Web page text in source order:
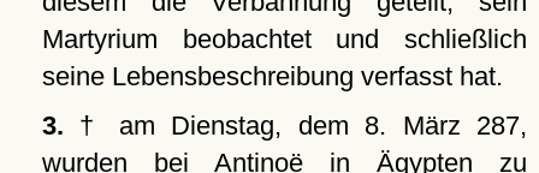
Martyrium beobachtet und schließlich
seine Lebensbeschreibung verfasst hat.
3. † am Dienstag, dem 8. März 287,
wurden bei Antinoë in Ägypten zu